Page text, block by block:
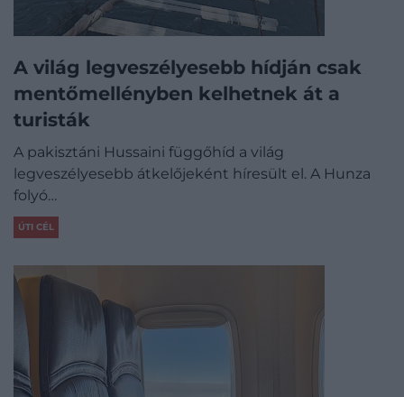
A világ legveszélyesebb hídján csak
mentőmellényben kelhetnek át a
turisták
A pakisztáni Hussaini függőhíd a világ
legveszélyesebb átkelőjeként híresült el. A Hunza
folyó…
ÚTI CÉL